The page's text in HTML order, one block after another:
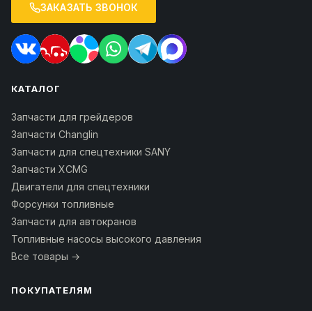
ЗАКАЗАТЬ ЗВОНОК
КАТАЛОГ
Запчасти для грейдеров
Запчасти Changlin
Запчасти для спецтехники SANY
Запчасти XCMG
Двигатели для спецтехники
Форсунки топливные
Запчасти для автокранов
Топливные насосы высокого давления
Все товары →
ПОКУПАТЕЛЯМ